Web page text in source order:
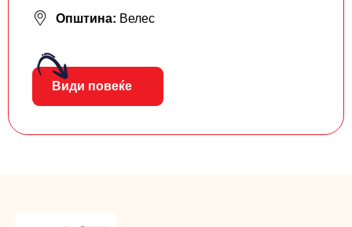
Општина: Велес
Види повеќе